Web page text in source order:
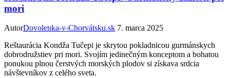
mori
AutorDovolenka-v-Chorvátsku.sk 7. marca 2025
Reštaurácia Kondža Tučepi je skrytou pokladnicou gurmánskych
dobrodružstiev pri mori. Svojím jedinečným konceptom a bohatou
ponukou plnou čerstvých morských plodov si získava srdcia
návštevníkov z celého sveta.